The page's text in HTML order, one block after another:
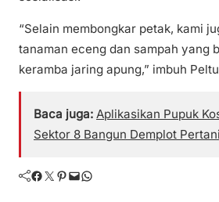
“Selain membongkar petak, kami
tanaman eceng dan sampah yang
keramba jaring apung,” imbuh
Baca juga: Aplikasikan Pupuk
Sektor 8 Bangun Demplot
Facebook Twitter Pinterest Mail WhatsApp